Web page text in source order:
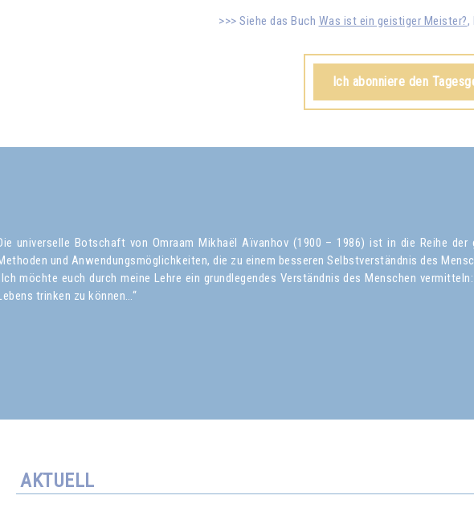
Siehe das Buch Was ist ein geistiger Meister?,
Ich abonniere den
universelle Botschaft von Omraam Mikhaël Aïvanhov (1900 – 1986) ist in die Reihe
und Anwendungsmöglichkeiten, die zu einem besseren Selbstverständnis des
möchte euch durch meine Lehre ein grundlegendes Verständnis des Menschen
trinken zu können…“
AKTUELL